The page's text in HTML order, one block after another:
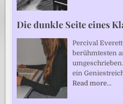
Die dunkle Seite eines
Percival
berühmtesten
ein
Read more…